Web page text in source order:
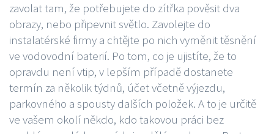
zavolat tam, že potřebujete do zítřka pověsit dva
obrazy, nebo připevnit světlo. Zavolejte do
instalatérské firmy a chtějte po nich vyměnit těsnění
ve vodovodní baterií. Po tom, co je ujistíte, že to
opravdu není vtip, v lepším případě dostanete
termín za několik týdnů, účet včetně výjezdu,
parkovného a spousty dalších položek. A to je určitě
ve vašem okolí někdo, kdo takovou práci bez